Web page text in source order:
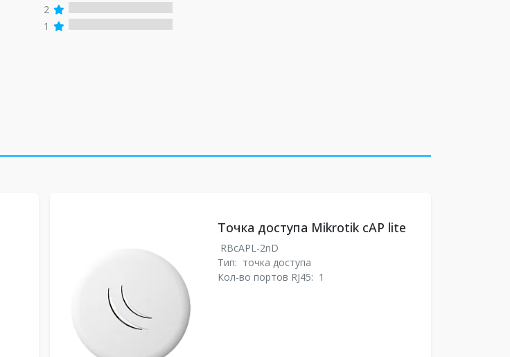
2
1
Точка доступа Mikrotik cAP lite
RBcAPL-2nD
Тип: точка доступа
Кол-во портов RJ45: 1